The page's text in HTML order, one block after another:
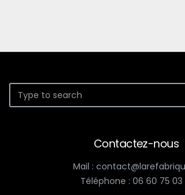
Contactez-nous
Mail :
Téléphone : 06 60 75 03